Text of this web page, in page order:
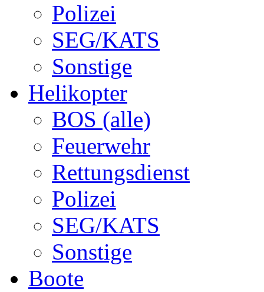
Polizei
SEG/KATS
Sonstige
Helikopter
BOS (alle)
Feuerwehr
Rettungsdienst
Polizei
SEG/KATS
Sonstige
Boote